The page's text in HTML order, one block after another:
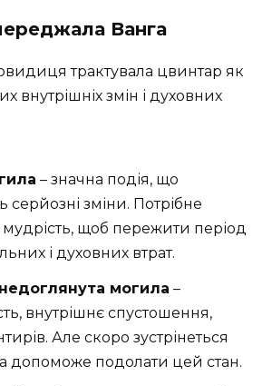
Ванга
трактувала цвинтар як
внутрішніх змін і духовних
– значна подія, що
зміни. Потрібне
мудрість, щоб пережити період
і духовних втрат.
могила –
внутрішнє спустошення,
Але скоро зустрінеться
допоможе подолати цей стан.